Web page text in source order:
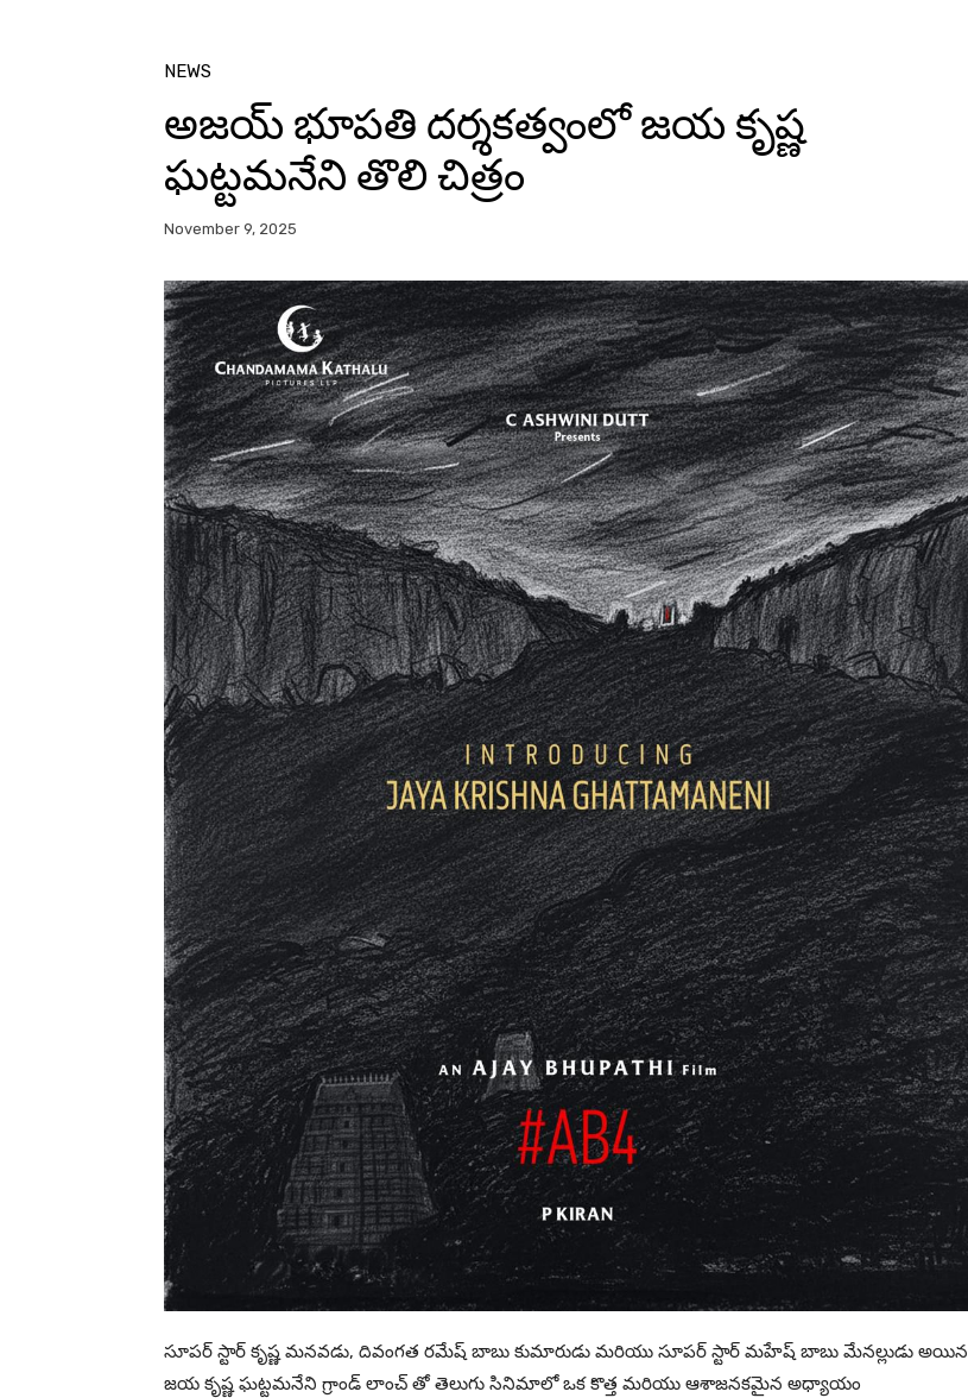
NEWS
అజయ్ భూపతి దర్శకత్వంలో జయ కృష్ణ
ఘట్టమనేని తొలి చిత్రం
November 9, 2025
సూపర్ స్టార్ కృష్ణ మనవడు, దివంగత రమేష్ బాబు కుమారుడు మరియు సూపర్ స్టార్ మహేష్ బాబు మేనల్లుడు అయిన
జయ కృష్ణ ఘట్టమనేని గ్రాండ్ లాంచ్ తో తెలుగు సినిమాలో ఒక కొత్త మరియు ఆశాజనకమైన అధ్యాయం